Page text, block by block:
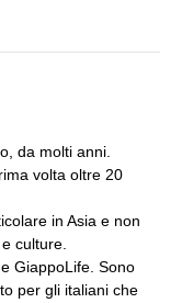
da molti anni.
volta oltre 20
in Asia e non
culture.
GiappoLife. Sono
per gli italiani che